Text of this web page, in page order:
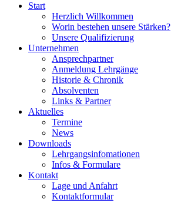
Start
Herzlich Willkommen
Worin bestehen unsere Stärken?
Unsere Qualifizierung
Unternehmen
Ansprechpartner
Anmeldung Lehrgänge
Historie & Chronik
Absolventen
Links & Partner
Aktuelles
Termine
News
Downloads
Lehrgangsinfomationen
Infos & Formulare
Kontakt
Lage und Anfahrt
Kontaktformular